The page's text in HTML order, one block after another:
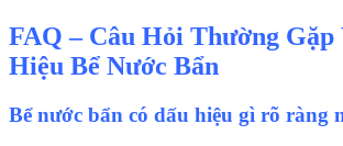
FAQ – Câu Hỏi Thường Gặp
Hiệu Bể Nước Bẩn
Bể nước bẩn có dấu hiệu gì rõ ràng